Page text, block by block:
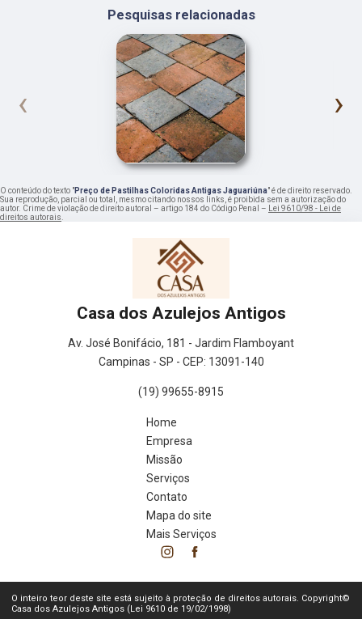
Pesquisas relacionadas
‹ ›
O conteúdo do texto "Preço de Pastilhas Coloridas Antigas Jaguariúna" é de direito reservado.
Sua reprodução, parcial ou total, mesmo citando nossos links, é proibida sem a autorização do
autor. Crime de violação de direito autoral – artigo 184 do Código Penal –
Lei 9610/98 - Lei de
direitos autorais
Casa dos Azulejos Antigos
Av. José Bonifácio, 181 - Jardim Flamboyant
Campinas - SP - CEP: 13091-140
(19) 99655-8915
Home
Empresa
Missão
Serviços
Contato
Mapa do site
Mais Serviços
O inteiro teor deste site está sujeito à proteção de direitos autorais. Copyright©
Casa dos Azulejos Antigos (Lei 9610 de 19/02/1998)